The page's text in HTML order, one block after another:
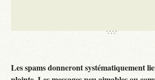
Les spams donneront systématiquement